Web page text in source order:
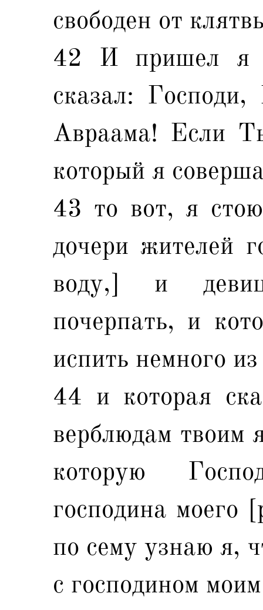
свободен от
42 И пришел я
сказал:
Авраама! Если
который я
43 то вот, я
дочери жителей
воду,] и
почерпать, и
испить немного
44 и которая
верблюдам твоим
которую
господина моего
по сему узнаю я,
с господином